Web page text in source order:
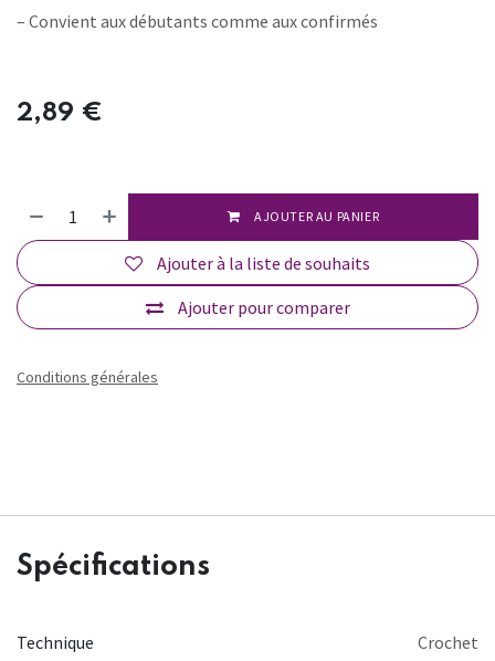
– Convient aux débutants comme aux confirmés
2,89 €
AJOUTER AU PANIER
Ajouter pour comparer
Ajouter à la liste de souhaits
Conditions générales
Spécifications
Technique Crochet